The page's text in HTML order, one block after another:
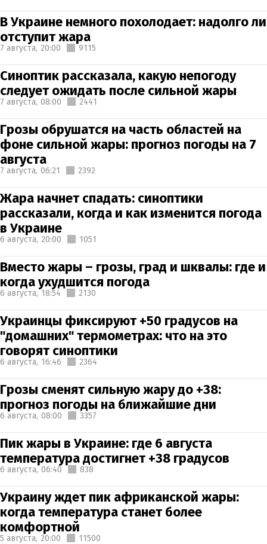
В Украине немного похолодает: надолго ли
отступит жара
7 августа, 20:00 9115
Синоптик рассказала, какую непогоду
следует ожидать после сильной жары
7 августа, 08:00 2441
Грозы обрушатся на часть областей на
фоне сильной жары: прогноз погоды на 7
августа
7 августа, 06:21 2392
Жара начнет спадать: синоптики
рассказали, когда и как изменится погода
в Украине
6 августа, 20:00 1051
Вместо жары – грозы, град и шквалы: где и
когда ухудшится погода
6 августа, 18:54 2130
Украинцы фиксируют +50 градусов на
"домашних" термометрах: что на это
говорят синоптики
6 августа, 16:46 2364
Грозы сменят сильную жару до +38:
прогноз погоды на ближайшие дни
6 августа, 08:00 3357
Пик жары в Украине: где 6 августа
температура достигнет +38 градусов
6 августа, 06:40 838
Украину ждет пик африканской жары:
когда температура станет более
комфортной
5 августа, 20:00 11500